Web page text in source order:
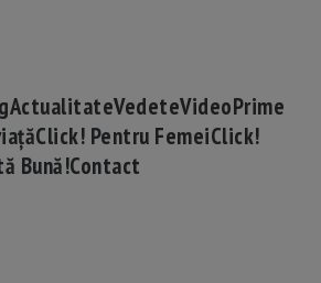
ActualitateVedeteVideoPrime
Click! Pentru FemeiClick!
Bună!Contact